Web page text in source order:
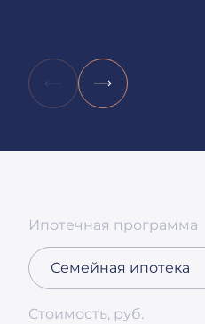
Ипотечная программа
Семейная ипотека
Стоимость, руб.